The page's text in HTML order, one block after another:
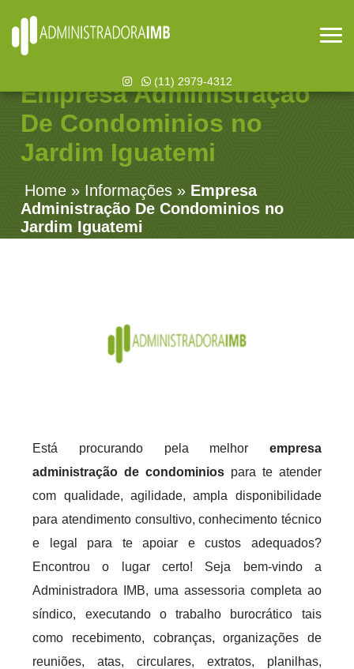
(11) 2979-4312
Empresa Administração
De Condominios no
Jardim Iguatemi
Home » Informações » Empresa
Administração De Condominios no
Jardim Iguatemi
Está procurando pela melhor empresa
administração de condominios para te atender
com qualidade, agilidade, ampla disponibilidade
para atendimento consultivo, conhecimento técnico
e legal para te apoiar e custos adequados?
Encontrou o lugar certo! Seja bem-vindo a
Administradora IMB, uma assessoria completa ao
síndico, executando o trabalho burocrático tais
como recebimento, cobranças, organizações de
reuniões, atas, circulares, extratos, planilhas,